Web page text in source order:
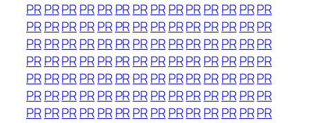
PRPRPRPRPR PRPRPRPRPRPRPR PRPR
PRPRPRPRPR PRPRPRPRPRPRPR PRPR
PRPRPRPRPR PRPRPRPRPRPRPR PRPR
PRPRPRPRPR PRPRPRPRPRPRPR PRPR
PRPRPRPRPR PRPRPRPRPRPRPR PRPR
PRPRPRPRPR PRPRPRPRPRPRPR PRPR
PRPRPRPRPR PRPRPRPRPRPRPR PRPR